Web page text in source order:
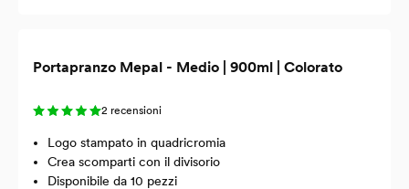
Portapranzo Mepal - Medio | 900ml | Colorato
2 recensioni
Logo stampato in quadricromia
Crea scomparti con il divisorio
Disponibile da 10 pezzi